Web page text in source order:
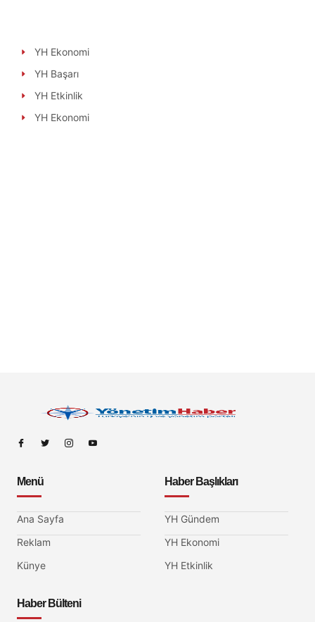
YH Ekonomi
YH Başarı
YH Etkinlik
YH Ekonomi
Menü
Ana Sayfa
Reklam
Künye
Haber Başlıkları
YH Gündem
YH Ekonomi
YH Etkinlik
Haber Bülteni